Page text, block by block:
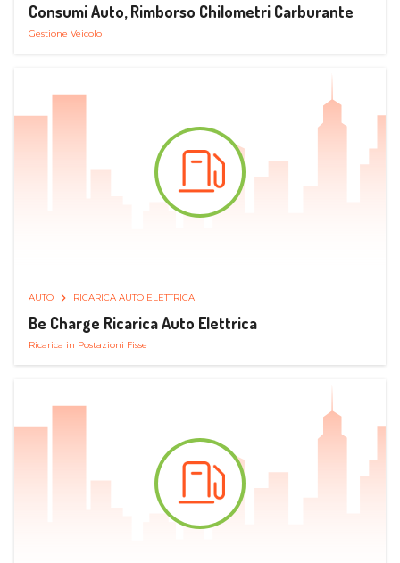
Consumi Auto, Rimborso Chilometri Carburante
Gestione Veicolo
AUTO RICARICA AUTO ELETTRICA
Be Charge Ricarica Auto Elettrica
Ricarica in Postazioni Fisse